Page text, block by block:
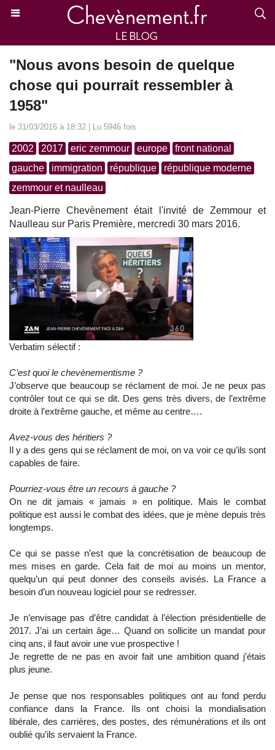
"Nous avons besoin de quelque
chose qui pourrait ressembler à
1958"
le 31/03/2016 à 18:32 | Lu 5946 fois
2002 2017 eric zemmour europe
front national
gauche
immigration république
république moderne
zemmour et naulleau
Jean-Pierre Chevènement était l'invité de Zemmour et
Naulleau sur Paris Première, mercredi 30 mars 2016.
Verbatim sélectif :
C’est quoi le chevènementisme ?
J’observe que beaucoup se réclament de moi. Je ne peux pas
contrôler tout ce qui se dit. Des gens très divers, de l’extrême
droite à l’extrême gauche, et même au centre….
Avez-vous des héritiers ?
Il y a des gens qui se réclament de moi, on va voir ce qu’ils sont
capables de faire.
Pourriez-vous être un recours à gauche ?
On ne dit jamais « jamais » en politique. Mais le combat
politique est aussi le combat des idées, que je mène depuis très
longtemps.
Ce qui se passe n’est que la concrétisation de beaucoup de
mes mises en garde. Cela fait de moi au moins un mentor,
quelqu’un qui peut donner des conseils avisés. La France a
besoin d’un nouveau logiciel pour se redresser.
Je n’envisage pas d’être candidat à l’élection présidentielle de
2017. J’ai un certain âge… Quand on sollicite un mandat pour
cinq ans, il faut avoir une vue prospective !
Je regrette de ne pas en avoir fait une ambition quand j’étais
plus jeune.
Je pense que nos responsables politiques ont au fond perdu
confiance dans la France. Ils ont choisi la mondialisation
libérale, des carrières, des postes, des rémunérations et ils ont
oublié qu’ils servaient la France.